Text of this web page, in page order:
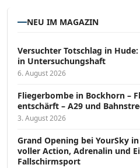
NEU IM MAGAZIN
Versucht­er Totschlag in
in Untersuchungshaft
6. August 2026
Fliegerbombe in Bockhorn –
entschärft – A29 und
3. August 2026
Grand Opening bei YourSky
voller Action, Adrenalin und
Fallschirmsport